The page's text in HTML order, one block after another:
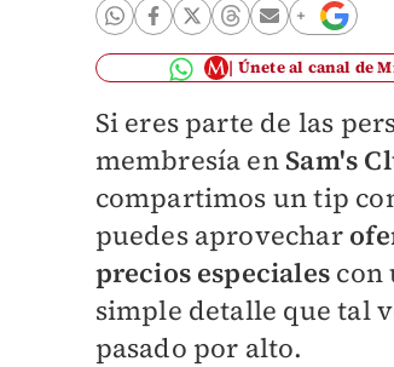
Únete al canal de
Si eres parte de las
membresía enSam's
compartimos un tip
puedes aprovechar
precios especiales con
simple detalle que tal
pasado por alto.